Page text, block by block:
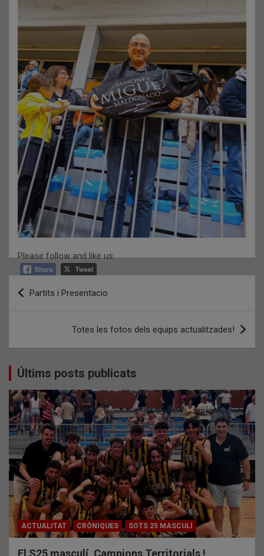
Please follow and like us:
Navegació
d'entrades
Partits i Presentacio
Totes les fotos dels equips actualitzades!
Últims posts publicats
ACTUALITAT CRÒNIQUES SOTS 25 MASCULÍ
El S25 masculí, Campions Territorials !